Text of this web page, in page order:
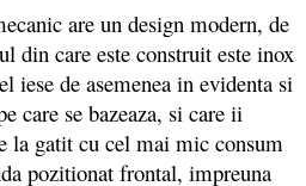
are un design modern, de
din care este construit este inox
iese de asemenea in evidenta si
care se bazeaza, si care ii
la gatit cu cel mai mic consum
pozitionat frontal, impreuna